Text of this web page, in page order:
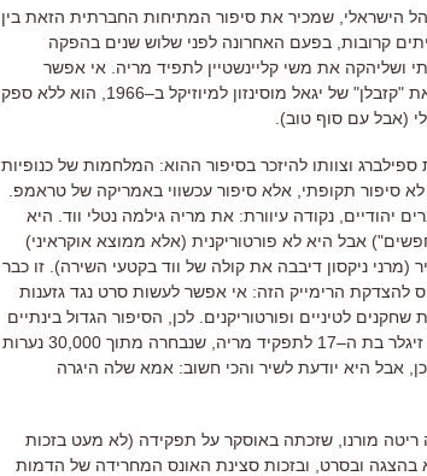
הישראלי שמכיר את סיפור המתיחות החברתית הזאת בין
קרובות בפעם האחרונה לפני שלוש שנים בהפקה
ושליהקה את משי קליינשטיין לתפיד מריה
אי אפשר
"קזבלן" של יגאל מוסינזון למיוזיקל ב–
1966
הוא ללא ספק
(אבל עם סוף טוב).
וצוותו להיזכר בסיפור ההוא: המלחמות של כנופיות
לא סיפור תקופתי
אלא סיפור עכשווי באמריקה של טראמפ
יהודיים נקודה עיוורת: את מריה גילמה נטלי ווד היא
") אבל היא לא פורטוריקנית (אלא ממוצא אוקראיני)
(מרני ניקסון דיבבה את קולה של ווד בקטעי השירה). זו כבר
להצדקת הרימייק הזה: אי אפשר לעשות סרט נגד גזענות
לטיניים ופורטוריקנים לכן
הסיפור הגדול בינתיים
זיגלר בת ה–
17
לתפקיד מריה, שנבחרה מתוך 30,000 נערות
אבל היא יודעת לשיר והכי חשוב: אמא שלה היגרה
מורנו שזכתה באוסקר על תפקידה (לא מעט בזכות
בהצגה ובסרט
ובזכות סצינת האונס המחרידה של הדמות